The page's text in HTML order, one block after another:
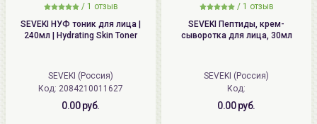
/ 1 отзыв
SEVEKI НУФ тоник для лица |
240мл | Hydrating Skin Toner
SEVEKI (Россия)
Код: 2084210011627
0.00 руб.
/ 1 отзыв
SEVEKI Пептиды, крем-
сыворотка для лица, 30мл
SEVEKI (Россия)
Код:
0.00 руб.